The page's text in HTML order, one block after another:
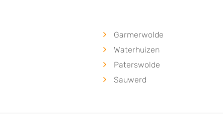
Garmerwolde
Waterhuizen
Paterswolde
Sauwerd